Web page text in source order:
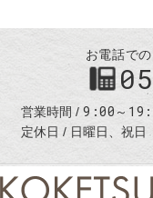
お電話で
営業時間 9:00～
定休日 日曜日、祝日